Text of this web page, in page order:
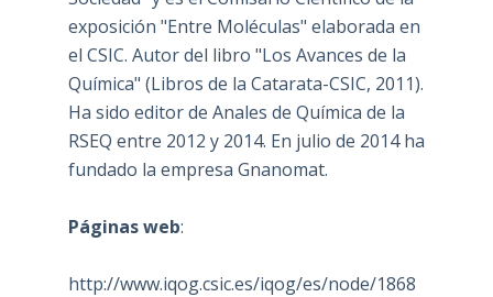
exposición "Entre Moléculas" elaborada en
el CSIC. Autor del libro "Los Avances de la
Química" (Libros de la Catarata-CSIC, 2011).
Ha sido editor de Anales de Química de la
RSEQ entre 2012 y 2014. En julio de 2014 ha
fundado la empresa Gnanomat.
Páginas web:
http://www.iqog.csic.es/iqog/es/node/1868